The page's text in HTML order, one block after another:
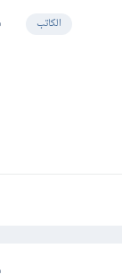
الكاتب